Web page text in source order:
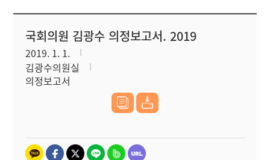
국회의원 김광수 의정보고서. 2019
2019. 1. 1.
김광수의원실
의정보고서